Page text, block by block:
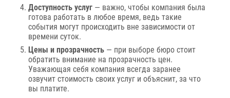
Доступность услуг — важно, чтобы компания была
готова работать в любое время, ведь такие
события могут происходить вне зависимости от
времени суток.
Цены и прозрачность — при выборе бюро стоит
обратить внимание на прозрачность цен.
Уважающая себя компания всегда заранее
озвучит стоимость своих услуг и объяснит, за что
вы платите.